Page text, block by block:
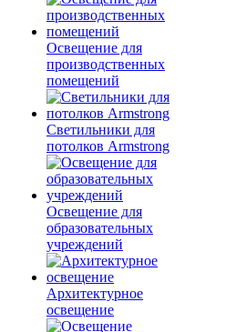
Освещение для
производственных
помещений
Светильники для
потолков Armstrong
Освещение для
образовательных
учреждений
Архитектурное
освещение